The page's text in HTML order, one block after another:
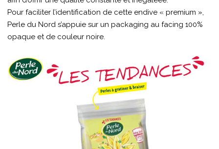
Pour faciliter l’identification de cette endive « premium »,
Perle du Nord s’appuie sur un packaging au facing 100%
opaque et de couleur noire.